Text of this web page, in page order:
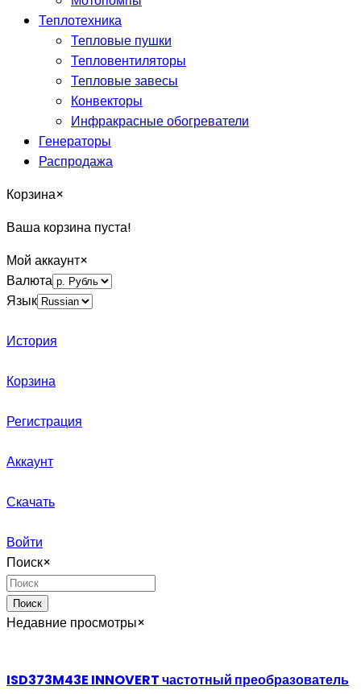
Теплотехника
Тепловые пушки
Тепловентиляторы
Тепловые завесы
Конвекторы
Инфракрасные обогреватели
Генераторы
Распродажа
Корзина×
Ваша корзина пуста!
Мой аккаунт×
Валюта
Язык
История
Корзина
Регистрация
Аккаунт
Скачать
Войти
Поиск×
Поиск
Недавние просмотры×
ISD373M43E INNOVERT частотный преобразователь